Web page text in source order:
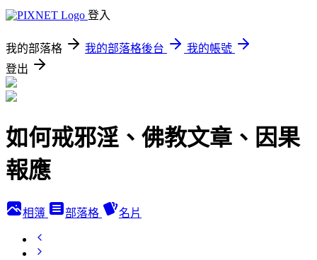
登入
我的部落格 我的部落格後台
我的帳號
登出
如何戒邪淫、佛教文章、因果
報應
相簿 部落格 名片